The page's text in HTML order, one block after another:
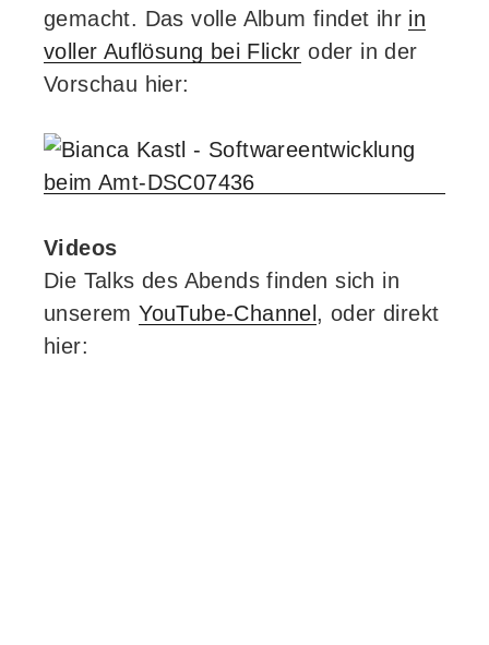
gemacht. Das volle Album findet ihr in
voller Auflösung bei Flickr oder in der
Vorschau hier:
Videos
Die Talks des Abends finden sich in
unseremYouTube-Channel , oder direkt
hier: